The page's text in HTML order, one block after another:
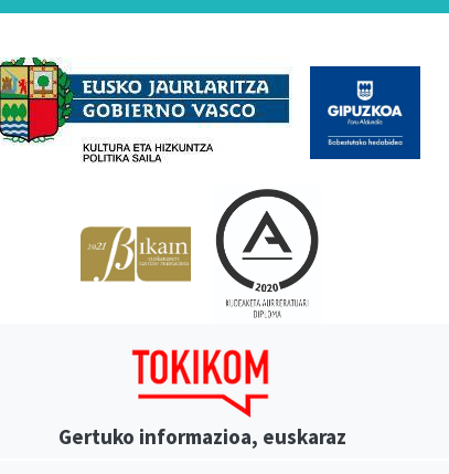
Gertuko informazioa, euskaraz